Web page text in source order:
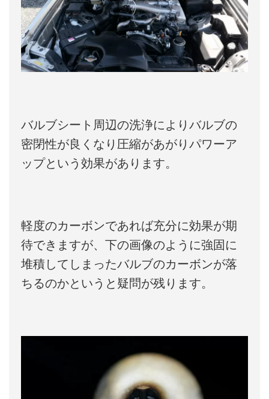
バルブシート周辺の洗浄によりバルブの
密閉性が良くなり圧縮があがりパワーア
ップという効果があります。
軽度のカーボンであれば充分に効果が期
待できますが、下の画像のように強固に
堆積してしまったバルブのカーボンが落
ちるのかというと疑問が残ります。